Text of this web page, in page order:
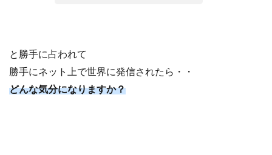
と勝手に占われて
勝手にネット上で世界に発信されたら・・
どんな気分になりますか？